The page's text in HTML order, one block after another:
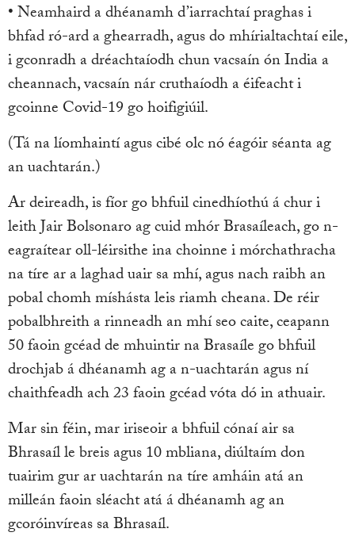
• Neamhaird a dhéanamh d’iarrachtaí praghas i
bhfad ró-ard a ghearradh, agus do mhírialtachtaí eile,
i gconradh a dréachtaíodh chun vacsaín ón India a
cheannach, vacsaín nár cruthaíodh a éifeacht i
gcoinne Covid-19 go hoifigiúil.
(Tá na líomhaintí agus cibé olc nó éagóir séanta ag
an uachtarán.)
Ar deireadh, is fíor go bhfuil cinedhíothú á chur i
leith Jair Bolsonaro ag cuid mhór Brasaíleach, go n-
eagraítear oll-léirsithe ina choinne i mórchathracha
na tíre ar a laghad uair sa mhí, agus nach raibh an
pobal chomh míshásta leis riamh cheana. De réir
pobalbhreith a rinneadh an mhí seo caite, ceapann
50 faoin gcéad de mhuintir na Brasaíle go bhfuil
drochjab á dhéanamh ag a n-uachtarán agus ní
chaithfeadh ach 23 faoin gcéad vóta dó in athuair.
Mar sin féin, mar iriseoir a bhfuil cónaí air sa
Bhrasaíl le breis agus 10 mbliana, diúltaím don
tuairim gur ar uachtarán na tíre amháin atá an
milleán faoin sléacht atá á dhéanamh ag an
gcoróinvíreas sa Bhrasaíl.